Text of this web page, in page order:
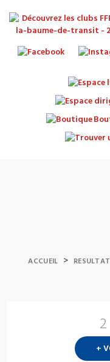
ACCUEIL >
+